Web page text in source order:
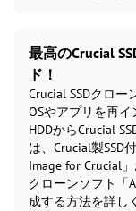
最高のCrucial
ド！
Crucial SSDクロー
OSやアプリを再
HDDからCrucial
は、Crucial製SSD
Image for Crucial
クローンソフト「
成する方法を詳し